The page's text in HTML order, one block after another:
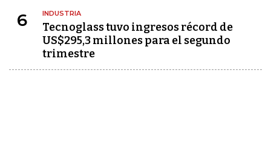
6 INDUSTRIA
Tecnoglass tuvo ingresos récord de
US$295,3 millones para el segundo
trimestre